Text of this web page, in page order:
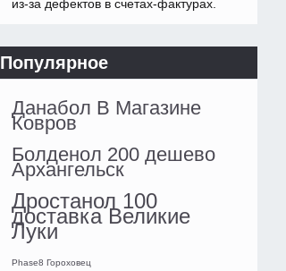
из-за дефектов в счетах-фактурах.
Популярное
Данабол В Магазине
Ковров
Болденол 200 дешево
Архангельск
Дростанол 100
доставка Великие
Луки
Phase8 Гороховец